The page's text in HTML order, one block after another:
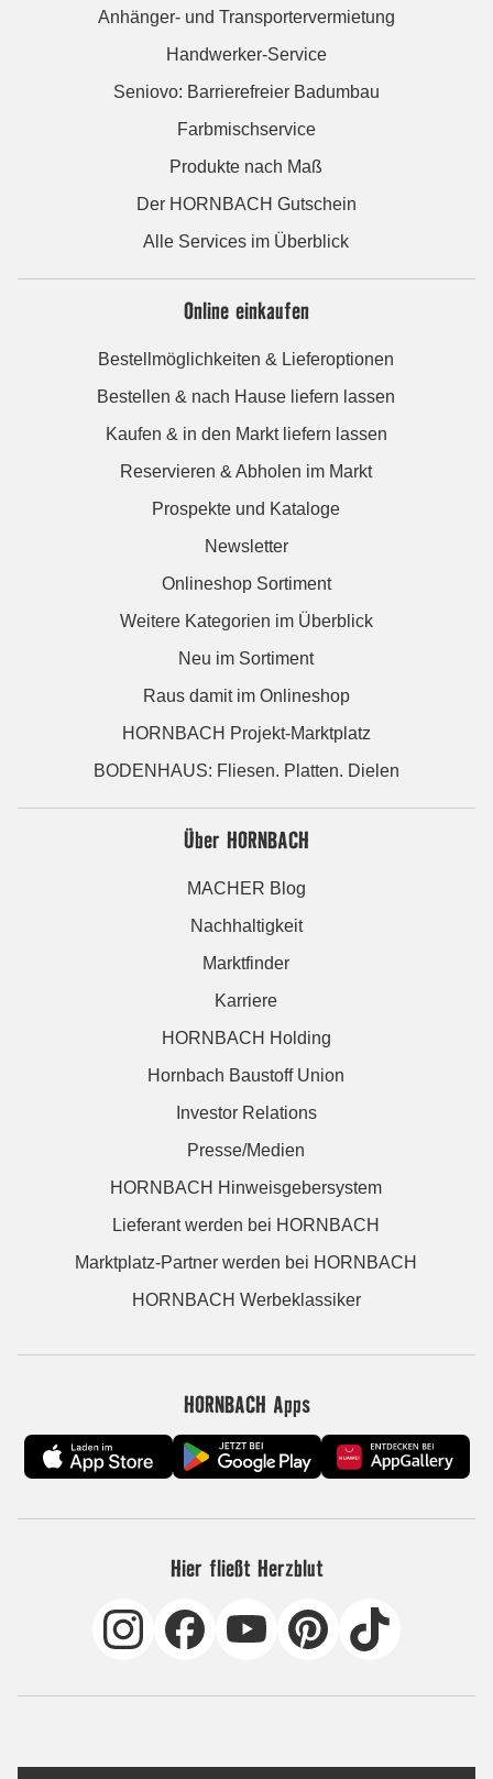
Anhänger- und Transportervermietung
Handwerker-Service
Seniovo: Barrierefreier Badumbau
Farbmischservice
Produkte nach Maß
Der HORNBACH Gutschein
Alle Services im Überblick
Online einkaufen
Bestellmöglichkeiten & Lieferoptionen
Bestellen & nach Hause liefern lassen
Kaufen & in den Markt liefern lassen
Reservieren & Abholen im Markt
Prospekte und Kataloge
Newsletter
Onlineshop Sortiment
Weitere Kategorien im Überblick
Neu im Sortiment
Raus damit im Onlineshop
HORNBACH Projekt-Marktplatz
BODENHAUS: Fliesen. Platten. Dielen
Über HORNBACH
MACHER Blog
Nachhaltigkeit
Marktfinder
Karriere
HORNBACH Holding
Hornbach Baustoff Union
Investor Relations
Presse/Medien
HORNBACH Hinweisgebersystem
Lieferant werden bei HORNBACH
Marktplatz-Partner werden bei HORNBACH
HORNBACH Werbeklassiker
HORNBACH Apps
Hier fließt Herzblut